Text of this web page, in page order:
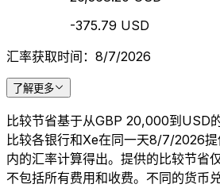
-375.79 USD
汇率获取时间：8/7/2026
了解更多
比较节省基于从GBP 20,000到USD
比较各银行和Xe在同一天8/7/2026
内的汇率计算得出。提供的比较节省
不包括所有费用和收费。不同的货币